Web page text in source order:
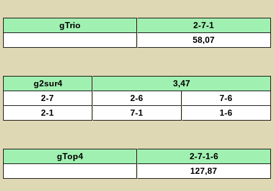
gTrio
2-7-1
58,07
g2sur4
3,47
2-7
2-6
7-6
2-1
7-1 1-6
gTop4
2-7-1-6
127,87